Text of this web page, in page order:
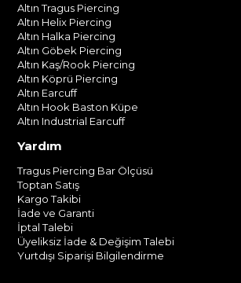
Altın Tragus Piercing
Altın Helix Piercing
Altın Halka Piercing
Altın Göbek Piercing
Altın Kaş/Rook Piercing
Altın Köprü Piercing
Altın Earcuff
Altın Hook Baston Küpe
Altın Industrial Earcuff
Yardım
Tragus Piercing Bar Ölçüsü
Toptan Satış
Kargo Takibi
İade ve Garanti
İptal Talebi
Üyeliksiz İade & Değişim Talebi
Yurtdışı Siparişi Bilgilendirme